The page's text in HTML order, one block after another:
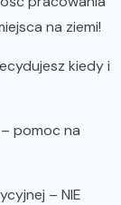
na ziemi!
kiedy i
pomoc na
– NIE